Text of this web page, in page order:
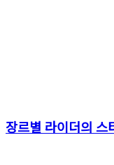
장르별 라이더의